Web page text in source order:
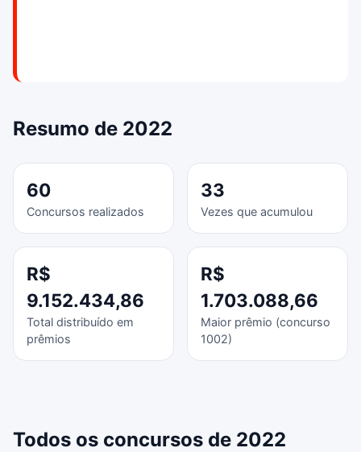
Resumo de 2022
60
Concursos realizados
33
Vezes que acumulou
R$
9.152.434,86
Total distribuído em
prêmios
R$
1.703.088,66
Maior prêmio (concurso
1002)
Todos os concursos de 2022